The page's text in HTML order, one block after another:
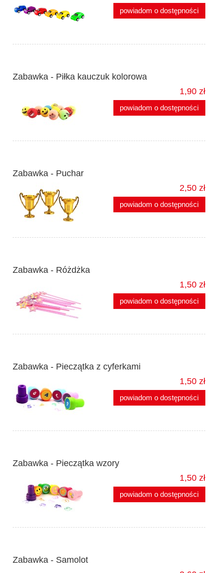
powiadom o dostępności
Zabawka - Piłka kauczuk kolorowa
1,90 zł
powiadom o dostępności
Zabawka - Puchar
2,50 zł
powiadom o dostępności
Zabawka - Różdżka
1,50 zł
powiadom o dostępności
Zabawka - Pieczątka z cyferkami
1,50 zł
powiadom o dostępności
Zabawka - Pieczątka wzory
1,50 zł
powiadom o dostępności
Zabawka - Samolot